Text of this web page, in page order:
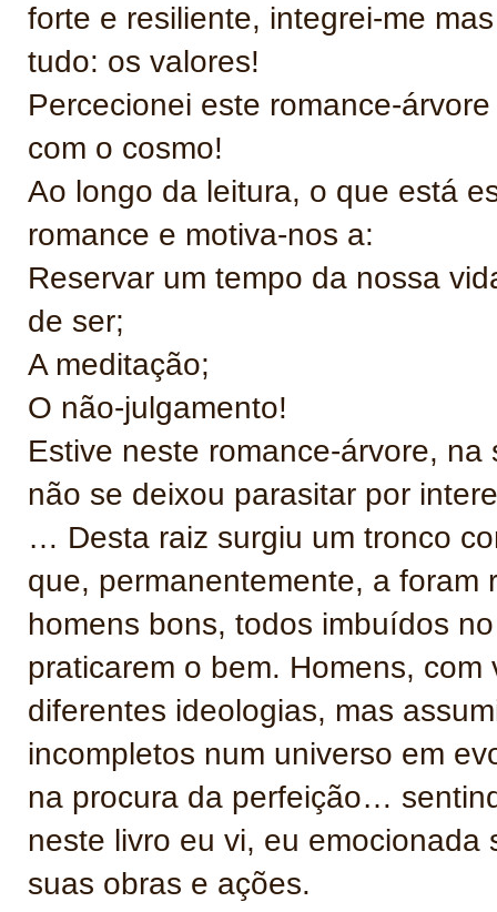
forte e resiliente, integrei-me
tudo: os valores!
Percecionei este romance-
com o cosmo!
Ao longo da leitura, o que está
romance e motiva-nos a:
Reservar um tempo da nossa
de ser;
A meditação;
O não-julgamento!
Estive neste romance-árvore,
não se deixou parasitar por
… Desta raiz surgiu um tronco
que, permanentemente, a
homens bons, todos imbuídos
praticarem o bem. Homens,
diferentes ideologias, mas
incompletos num universo em
na procura da perfeição…
neste livro eu vi, eu
suas obras e ações.